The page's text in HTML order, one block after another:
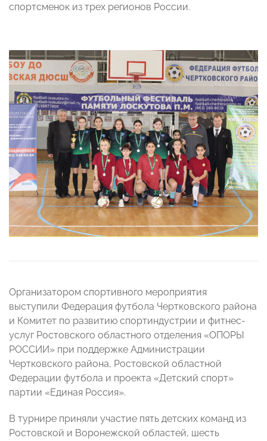
спортсменок из трех регионов России.
Организатором спортивного мероприятия
выступили Федерация футбола Чертковского района
и Комитет по развитию спортиндустрии и фитнес-
услуг Ростовского областного отделения «ОПОРЫ
РОССИИ» при поддержке Администрации
Чертковского района, Ростовской областной
Федерации футбола и проекта «Детский спорт»
партии «Единая Россия».
В турнире приняли участие пять детских команд из
Ростовской и Воронежской областей, шесть